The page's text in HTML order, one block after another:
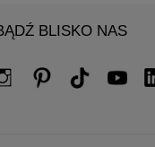
BLISKO NAS